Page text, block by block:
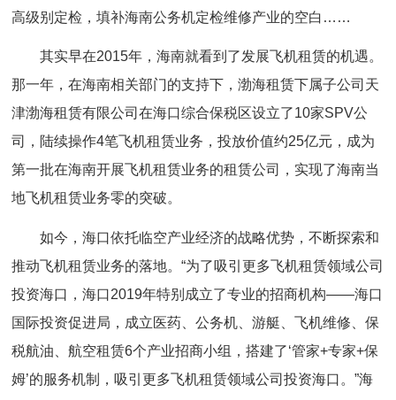
高级别定检，填补海南公务机定检维修产业的空白……
其实早在2015年，海南就看到了发展飞机租赁的机遇。
那一年，在海南相关部门的支持下，渤海租赁下属子公司天
津渤海租赁有限公司在海口综合保税区设立了10家SPV公
司，陆续操作4笔飞机租赁业务，投放价值约25亿元，成为
第一批在海南开展飞机租赁业务的租赁公司，实现了海南当
地飞机租赁业务零的突破。
如今，海口依托临空产业经济的战略优势，不断探索和
推动飞机租赁业务的落地。“为了吸引更多飞机租赁领域公司
投资海口，海口2019年特别成立了专业的招商机构——海口
国际投资促进局，成立医药、公务机、游艇、飞机维修、保
税航油、航空租赁6个产业招商小组，搭建了‘管家+专家+保
姆’的服务机制，吸引更多飞机租赁领域公司投资海口。”海